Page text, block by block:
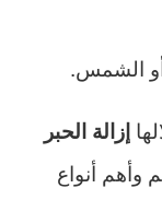
الشمس.
إزالة الحبر
وأهم أنواع